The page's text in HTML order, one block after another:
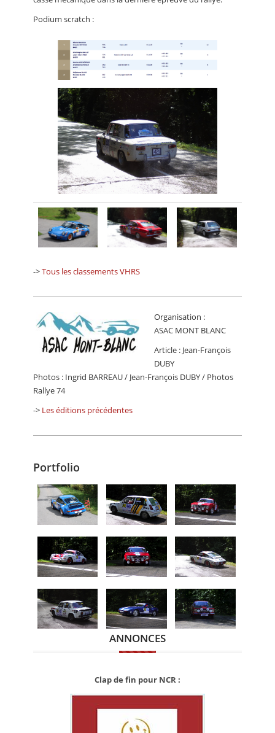
Podium scratch :
->Tous les classements VHRS
Organisation :
ASAC MONT BLANC
Article : Jean-François
DUBY
Photos : Ingrid BARREAU / Jean-François DUBY / Photos
Rallye 74
-> Les éditions précédentes
Portfolio
ANNONCES
Clap de fin pour NCR :